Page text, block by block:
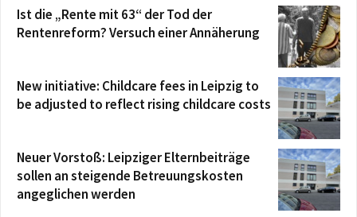
Ist die „Rente mit 63“ der Tod der
Rentenreform? Versuch einer Annäherung
New initiative: Childcare fees in Leipzig to
be adjusted to reflect rising childcare costs
Neuer Vorstoß: Leipziger Elternbeiträge
sollen an steigende Betreuungskosten
angeglichen werden